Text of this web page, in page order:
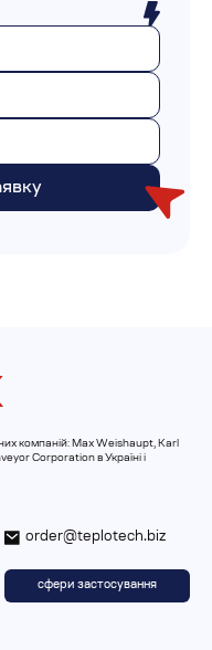
компаній: Max Weishaupt, Karl
Corporation в Україні і
order@teplotech.biz
сфери застосування